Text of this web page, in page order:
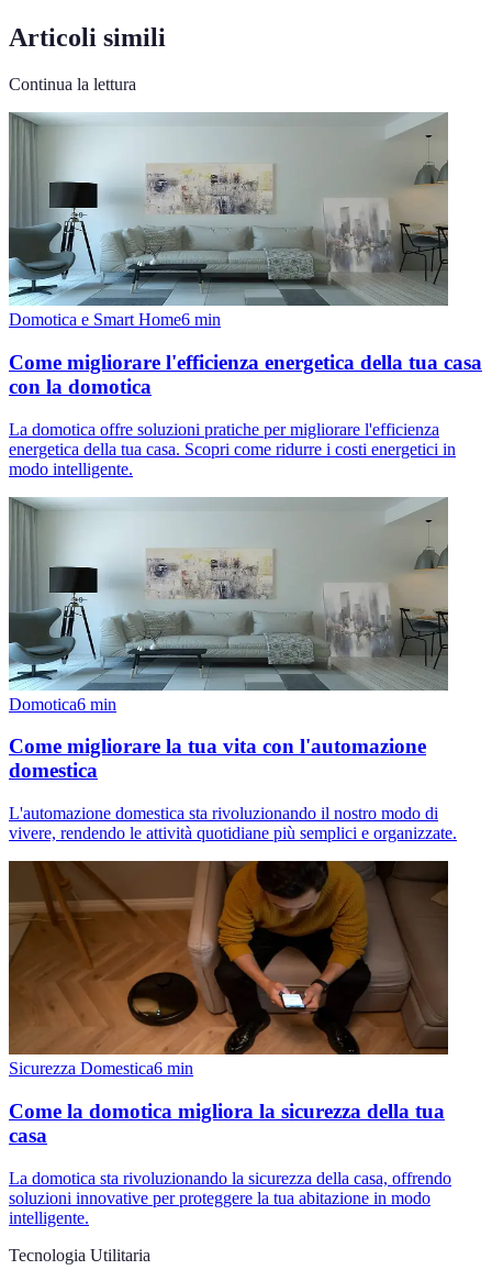
Articoli simili
Continua la lettura
Domotica e Smart Home6 min
Come migliorare l'efficienza energetica della tua casa
con la domotica
La domotica offre soluzioni pratiche per migliorare l'efficienza
energetica della tua casa. Scopri come ridurre i costi energetici in
modo intelligente.
Domotica6 min
Come migliorare la tua vita con l'automazione
domestica
L'automazione domestica sta rivoluzionando il nostro modo di
vivere, rendendo le attività quotidiane più semplici e organizzate.
Sicurezza Domestica6 min
Come la domotica migliora la sicurezza della tua
casa
La domotica sta rivoluzionando la sicurezza della casa, offrendo
soluzioni innovative per proteggere la tua abitazione in modo
intelligente.
Tecnologia Utilitaria